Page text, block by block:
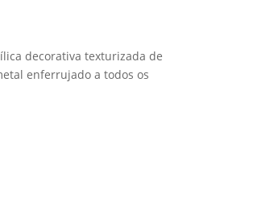
decorativa texturizada de
enferrujado a todos os